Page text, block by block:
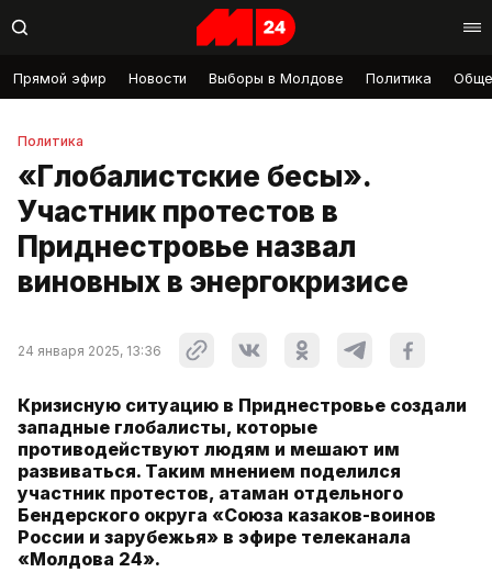
Прямой эфир Новости Выборы в Молдове Политика
Политика
«Глобалистские бесы».
Участник протестов в
Приднестровье назвал
виновных в энергокризисе
24 января 2025, 13:36
Кризисную ситуацию в Приднестровье создали
западные глобалисты, которые
противодействуют людям и мешают им
развиваться. Таким мнением поделился
участник протестов, атаман отдельного
Бендерского округа «Союза казаков-воинов
России и зарубежья» в эфире телеканала
«Молдова 24».